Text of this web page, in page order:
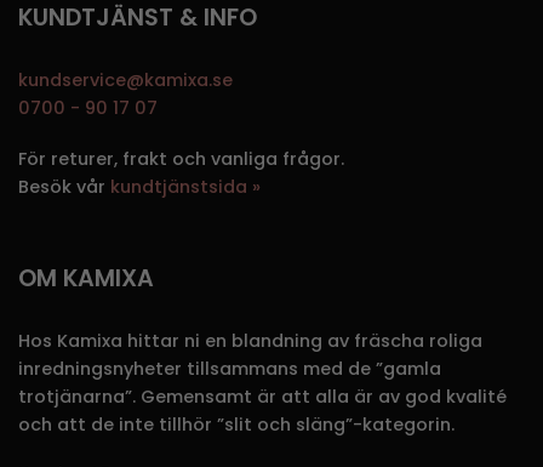
KUNDTJÄNST & INFO
kundservice@kamixa.se
0700 - 90 17 07
För returer, frakt och vanliga frågor.
Besök vår kundtjänstsida »
OM KAMIXA
Hos Kamixa hittar ni en blandning av fräscha roliga
inredningsnyheter tillsammans med de ”gamla
trotjänarna”. Gemensamt är att alla är av god kvalité
och att de inte tillhör ”slit och släng”-kategorin.